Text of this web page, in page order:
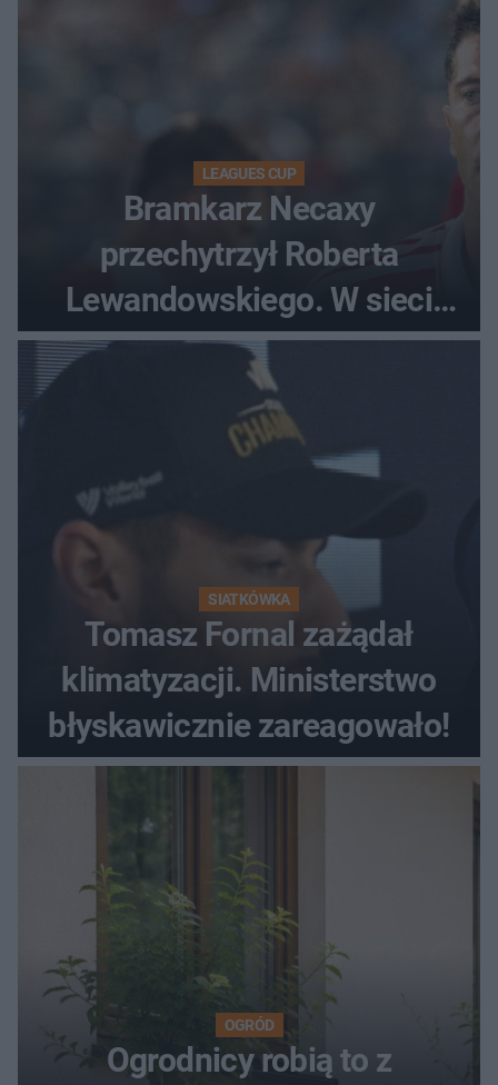
LEAGUES CUP
Bramkarz Necaxy
przechytrzył Roberta
Lewandowskiego. W sieci
krąży wideo z tego pojedynku
SIATKÓWKA
Tomasz Fornal zażądał
klimatyzacji. Ministerstwo
błyskawicznie zareagowało!
OGRÓD
Ogrodnicy robią to z